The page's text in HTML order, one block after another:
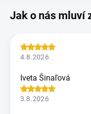
4.8.2026
Iveta Šinaľová
3.8.2026